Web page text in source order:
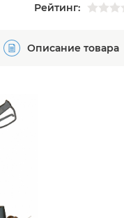
Рейтинг:
Описание товара